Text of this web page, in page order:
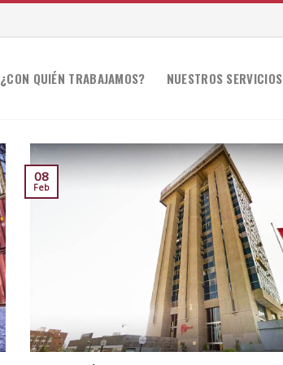
¿CON QUIÉN TRABAJAMOS? NUESTROS SERVICIOS
08
Feb